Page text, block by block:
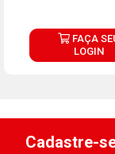
FAÇA
LOGIN
Cadastre-